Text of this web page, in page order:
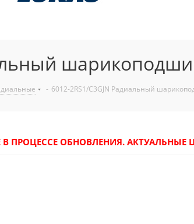
- 6012-2RS1/C3GJN Радиальный
В ПРОЦЕССЕ ОБНОВЛЕНИЯ.